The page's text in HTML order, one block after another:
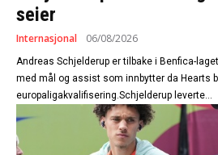
seier
Internasjonal 06/08/2026
Andreas Schjelderup er tilbake i Benfica-
med mål og assist som innbytter da Hearts
europaligakvalifisering.Schjelderup leverte...